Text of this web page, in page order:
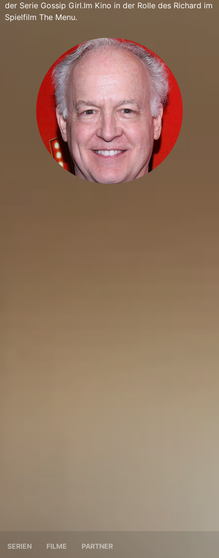
der Serie Gossip Girl.Im Kino in der Rolle des Richard im
Spielfilm The Menu.
SERIEN FILME PARTNER